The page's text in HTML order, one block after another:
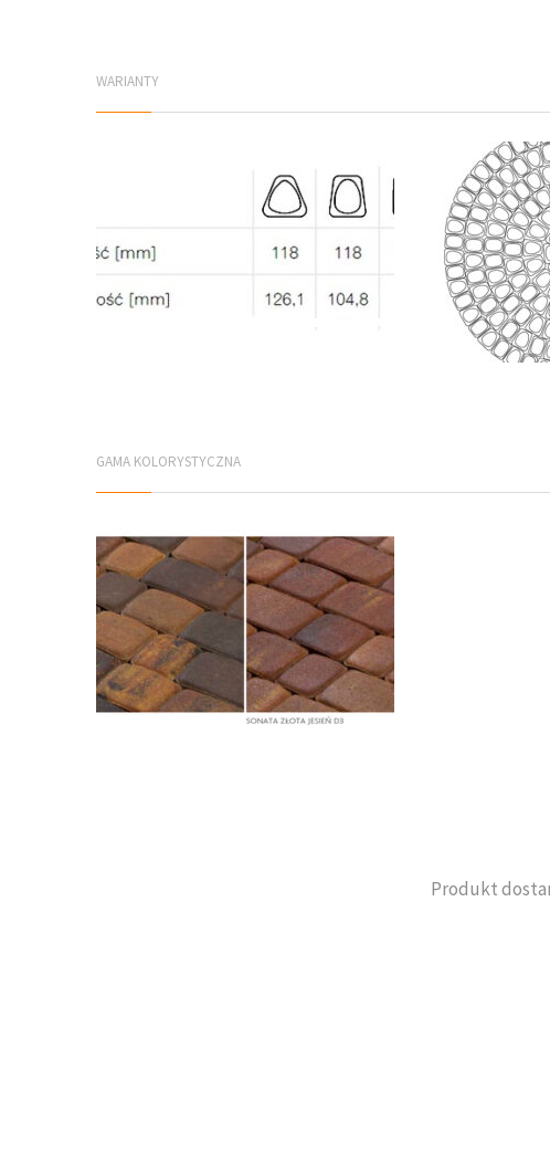
WARIANTY
GAMA KOLORYSTYCZNA
Produkt